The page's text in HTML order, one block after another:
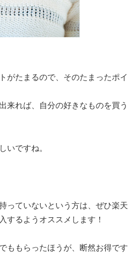
がたまるので、そのたまったポイ
来れば、自分の好きなものを買う
いですね。
っていないという方は、ぜひ楽天
するようオススメします！
ももらったほうが、断然お得です